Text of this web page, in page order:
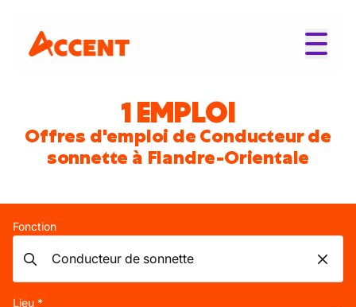
1 EMPLOI
Offres d'emploi de Conducteur de
sonnette à Flandre-Orientale
Fonction
Lieu *